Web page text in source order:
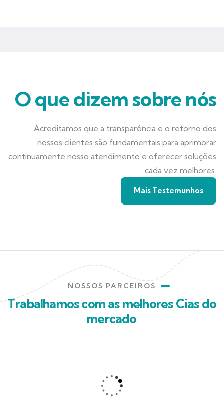
O que dizem sobre nós
Acreditamos que a transparência e o retorno dos
nossos clientes são fundamentais para aprimorar
continuamente nosso atendimento e oferecer soluções
cada vez melhores.
Mais Testemunhos
NOSSOS PARCEIROS
Trabalhamos com as melhores Cias do
mercado